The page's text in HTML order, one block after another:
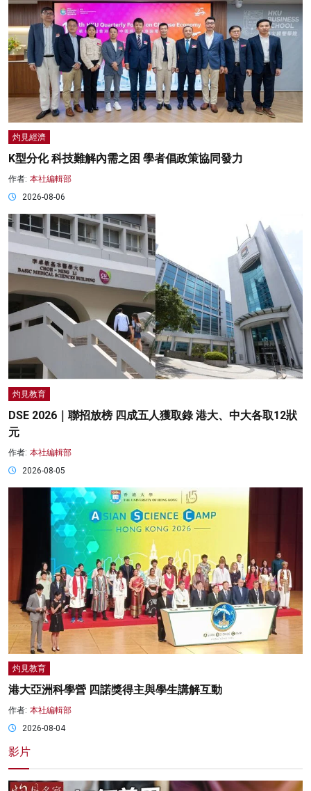
灼見經濟
K型分化 科技難解內需之困 學者倡政策協同發力
作者: 本社編輯部
2026-08-06
灼見教育
DSE 2026｜聯招放榜 四成五人獲取錄 港大、中大各取12狀
元
作者: 本社編輯部
2026-08-05
灼見教育
港大亞洲科學營 四諾獎得主與學生講解互動
作者: 本社編輯部
2026-08-04
影片